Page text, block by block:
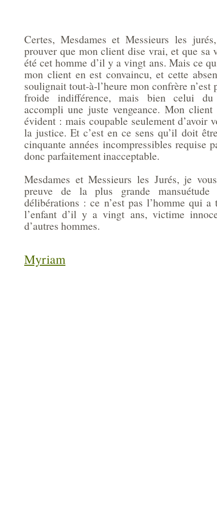
Certes, Mesdames et Messieurs les
prouver que mon client dise vrai, et que sa
été cet homme d’il y a vingt ans. Mais ce
mon client en est convaincu, et cette
soulignait tout-à-l’heure mon confrère n’est
froide indifférence, mais bien celui du
accompli une juste vengeance. Mon client
évident : mais coupable seulement d’avoir
la justice. Et c’est en ce sens qu’il doit
cinquante années incompressibles requise
donc parfaitement inacceptable.
Mesdames et Messieurs les Jurés, je
preuve de la plus grande
délibérations : ce n’est pas l’homme qui
l’enfant d’il y a vingt ans, victime
d’autres hommes.
Myriam